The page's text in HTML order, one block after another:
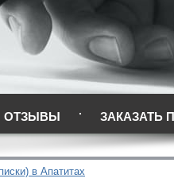
ОТЗЫВЫ ЗАКАЗАТЬ
в Апатитах